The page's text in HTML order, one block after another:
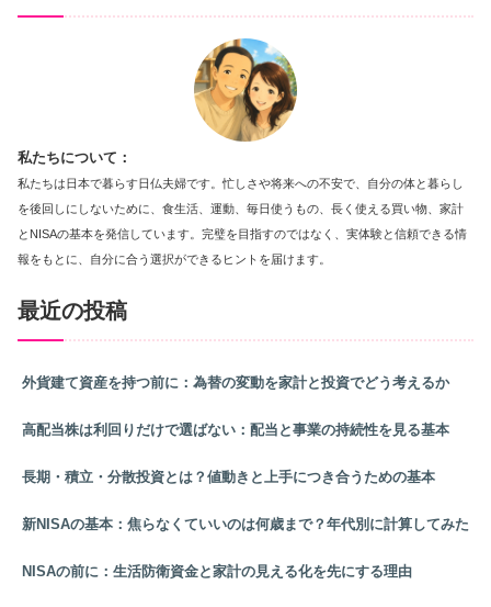
私たちについて：
私たちは日本で暮らす日仏夫婦です。忙しさや将来への不安で、自分の体と暮らし
を後回しにしないために、食生活、運動、毎日使うもの、長く使える買い物、家計
とNISAの基本を発信しています。完璧を目指すのではなく、実体験と信頼できる情
報をもとに、自分に合う選択ができるヒントを届けます。
最近の投稿
外貨建て資産を持つ前に：為替の変動を家計と投資でどう考えるか
高配当株は利回りだけで選ばない：配当と事業の持続性を見る基本
長期・積立・分散投資とは？値動きと上手につき合うための基本
新NISAの基本：焦らなくていいのは何歳まで？年代別に計算してみた
NISAの前に：生活防衛資金と家計の見える化を先にする理由